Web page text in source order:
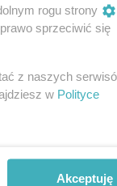
rogu strony
sprzeciwić się
z naszych
w Polityce
Akceptuję